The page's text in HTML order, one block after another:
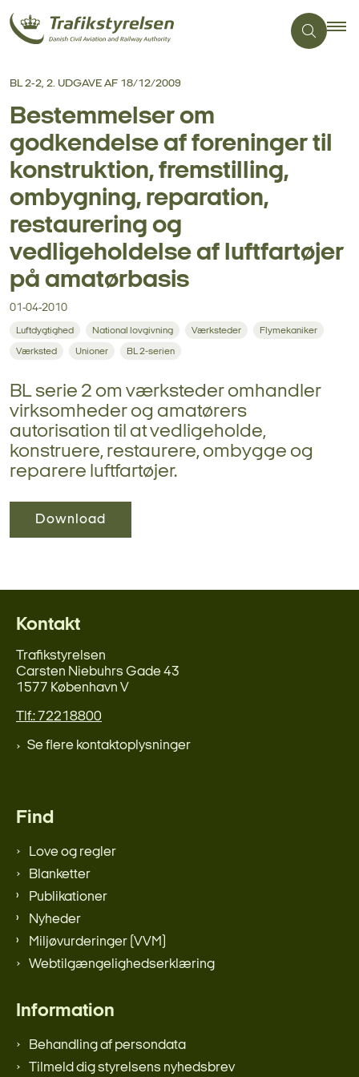
BL 2-2, 2. UDGAVE AF 18/12/2009
Bestemmelser om
godkendelse af foreninger til
konstruktion, fremstilling,
ombygning, reparation,
restaurering og
vedligeholdelse af luftfartøjer
på amatørbasis
01-04-2010
Luftdygtighed National lovgivning Værksteder Flymekaniker
Værksted Unioner BL 2-serien
BL serie 2 om værksteder omhandler
virksomheder og amatørers
autorisation til at vedligeholde,
konstruere, restaurere, ombygge og
reparere luftfartøjer.
Download
Kontakt
Trafikstyrelsen
Carsten Niebuhrs Gade 43
1577 København V
Tlf.: 72218800
Se flere kontaktoplysninger
Find
Love og regler
Blanketter
Publikationer
Nyheder
Miljøvurderinger (VVM)
Webtilgængelighedserklæring
Information
Behandling af persondata
Tilmeld dig styrelsens nyhedsbrev